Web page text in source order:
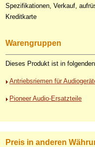
Spezifikationen, Verkauf,
Kreditkarte
Warengruppen
Dieses Produkt ist in
Antriebsriemen für
Pioneer Audio-Ersatzteile
Preis in anderen